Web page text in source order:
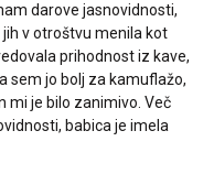
darove jasnovidnosti,
v otroštvu menila kot
prihodnost iz kave,
sem jo bolj za kamuflažo,
mi je bilo zanimivo. Več
babica je imela